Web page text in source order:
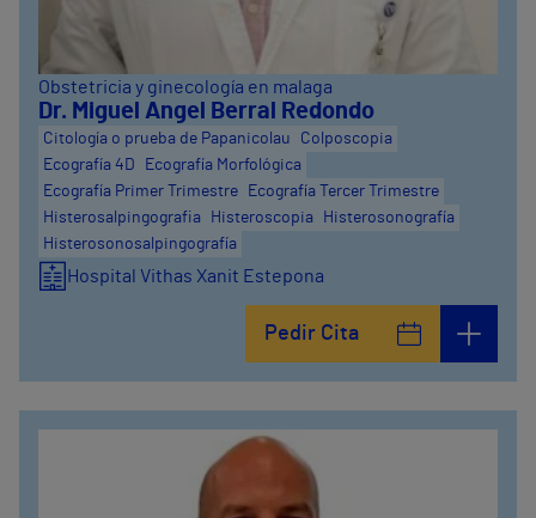
Obstetricia y ginecología en malaga
Dr. Miguel Angel Berral Redondo
Citología o prueba de Papanicolau
Colposcopia
Ecografía 4D
Ecografía Morfológica
Ecografía Primer Trimestre
Ecografía Tercer Trimestre
Histerosalpingografia
Histeroscopia
Histerosonografía
Histerosonosalpingografía
Hospital Vithas Xanit Estepona
Pedir Cita